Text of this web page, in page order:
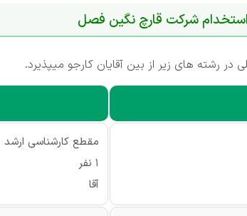
شرکت قارچ نگین فصل
رشته های زیر از بین آقایان کارجو میپذیرد.
مقطع کارشناسی ارشد
1 نفر
آقا